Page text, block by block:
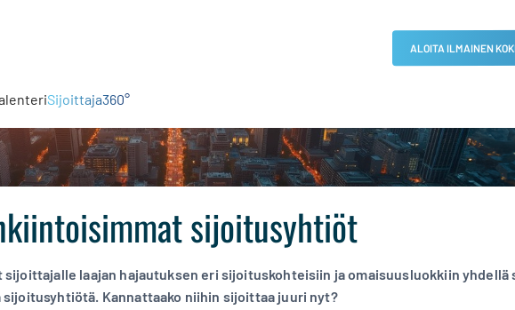
ALOITA ILMAINEN
Sijoittaja360°
sijoitusyhtiöt
laajan hajautuksen eri sijoituskohteisiin ja omaisuusluokkiin yhdellä
Kannattaako niihin sijoittaa juuri nyt?